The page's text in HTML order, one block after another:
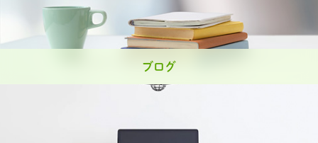
ブログ